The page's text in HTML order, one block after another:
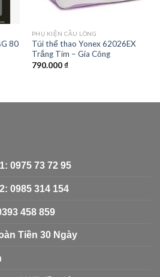
80
PHỤ KIỆN CẦU LÔNG
Túi thể thao Yonex 62026EX
Trắng Tím – Gia Công
790.000₫
0975 73 72 95
0985 314 154
458 859
Tiền 30 Ngày